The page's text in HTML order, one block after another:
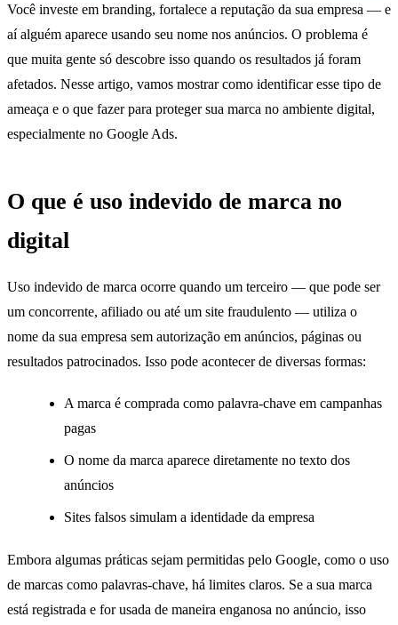
Você investe em branding, fortalece a reputação da sua empresa — e
aí alguém aparece usando seu nome nos anúncios. O problema é
que muita gente só descobre isso quando os resultados já foram
afetados. Nesse artigo, vamos mostrar como identificar esse tipo de
ameaça e o que fazer para proteger sua marca no ambiente digital,
especialmente no Google Ads.
O que é uso indevido de marca no
digital
Uso indevido de marca ocorre quando um terceiro — que pode ser
um concorrente, afiliado ou até um site fraudulento — utiliza o
nome da sua empresa sem autorização em anúncios, páginas ou
resultados patrocinados. Isso pode acontecer de diversas formas:
A marca é comprada como palavra-chave em campanhas
pagas
O nome da marca aparece diretamente no texto dos
anúncios
Sites falsos simulam a identidade da empresa
Embora algumas práticas sejam permitidas pelo Google, como o uso
de marcas como palavras-chave, há limites claros. Se a sua marca
está registrada e for usada de maneira enganosa no anúncio, isso